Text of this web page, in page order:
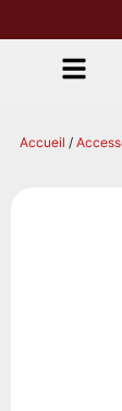
Accueil /